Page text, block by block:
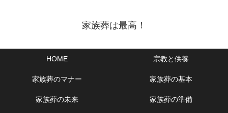
家族葬は最高！
HOME 宗教と供養
家族葬のマナー 家族葬の基本
家族葬の未来 家族葬の準備